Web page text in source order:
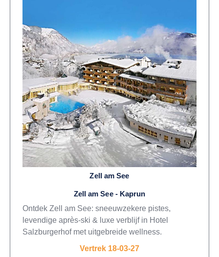
Zell am See
Zell am See - Kaprun
Ontdek Zell am See: sneeuwzekere pistes,
levendige après-ski & luxe verblijf in Hotel
Salzburgerhof met uitgebreide wellness.
Vertrek 18-03-27